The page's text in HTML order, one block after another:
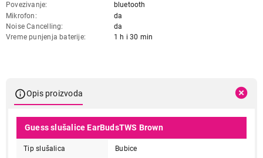
Povezivanje
bluetooth
Mikrofon
da
Noise Cancelling
da
Vreme punjenja baterije
1 h i 30 min
Opis proizvoda
Guess slušalice EarBudsTWS Brown
Tip slušalica Bubice